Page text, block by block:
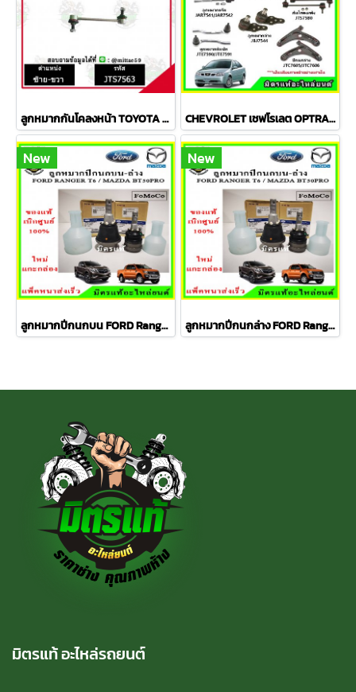
ลูกหมากกันโคลงหน้า TOYOTA AVANZA อเวนซ่า ปี 04-11ชุดช่วงล่าง TRW ราคาต่อคู่ CHEVROLET เชฟโรเลต OPTRA ปี 03-08 ชุดช่วงล่าง TRW
New
ลูกหมากปีกนกบน FORD Ranger T6 / MAZDA BT50 PRO 2WD , 4WD
New
ลูกหมากปีกนกล่าง FORD Ranger T6 / MAZDA BT50 PRO 2WD , 4WD
มิตรแท้ อะไหล่รถยนต์